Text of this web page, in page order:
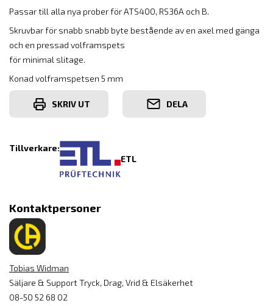
Passar till alla nya prober för ATS400, RS36A och B.
Skruvbar för snabb snabb byte bestående av en axel med gänga
och en pressad volframspets
för minimal slitage.
Konad volframspetsen 5 mm
SKRIV UT DELA
Tillverkare:
ETL
Kontaktpersoner
Tobias Widman
Säljare & Support Tryck, Drag, Vrid & Elsäkerhet
08-50 52 68 02